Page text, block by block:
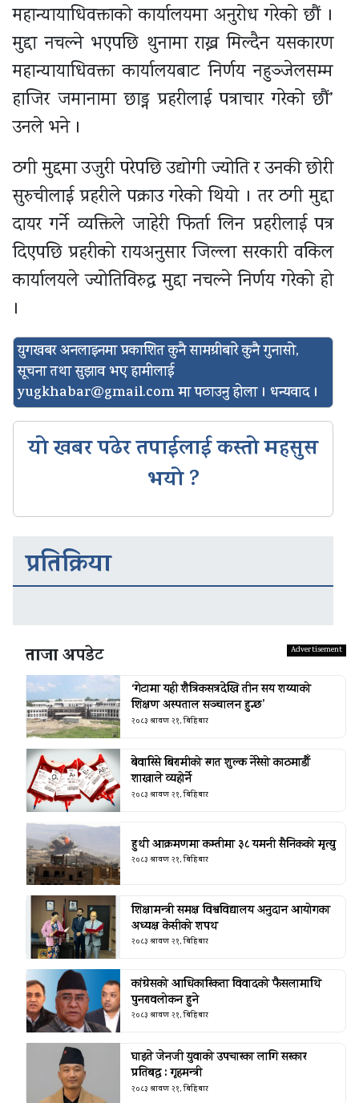
महान्यायाधिवक्ताको कार्यालयमा अनुरोध गरेको छौं ।
मुद्दा नचल्ने भएपछि थुनामा राख्न मिल्दैन यसकारण
महान्यायाधिवक्ता कार्यालयबाट निर्णय नहुञ्जेलसम्म
हाजिर जमानामा छाड्न प्रहरीलाई पत्राचार गरेको छौं’
उनले भने ।
ठगी मुद्दमा उजुरी परेपछि उद्योगी ज्योति र उनकी छोरी
सुरुचीलाई प्रहरीले पक्राउ गरेको थियो । तर ठगी मुद्दा
दायर गर्ने व्यक्तिले जाहेरी फिर्ता लिन प्रहरीलाई पत्र
दिएपछि प्रहरीको रायअनुसार जिल्ला सरकारी वकिल
कार्यालयले ज्योतिविरुद्ध मुद्दा नचल्ने निर्णय गरेको हो
।
युगखबर अनलाइनमा प्रकाशित कुनै सामग्रीबारे कुनै गुनासो,
सूचना तथा सुझाव भए हामीलाई
yugkhabar@gmail.comमा पठाउनु होला । धन्यवाद ।
यो खबर पढेर तपाईलाई कस्तो महसुस
भयो ?
प्रतिक्रिया
ताजा अपडेट
‘गेटामा यही शैत्रिकसत्रदेखि तीन सय शय्याको
शिक्षण अस्पताल सञ्चालन हुन्छ’
२०८३ श्रावण २१, बिहिबार
बेवारिसे बिरामीको रगत शुल्क नेरेसो काठमाडौँ
शाखाले व्यहोर्ने
२०८३ श्रावण २१, बिहिबार
हुथी आक्रमणमा कम्तीमा ३८ यमनी सैनिकको मृत्यु
२०८३ श्रावण २१, बिहिबार
शिक्षामन्त्री समक्ष विश्वविद्यालय अनुदान आयोगका
अध्यक्ष केसीको शपथ
२०८३ श्रावण २१, बिहिबार
कांग्रेसको आधिकारिकता विवादको फैसलामाथि
पुनरावलोकन हुने
२०८३ श्रावण २१, बिहिबार
घाइते जेनजी युवाको उपचारका लागि सरकार
प्रतिबद्ध : गृहमन्त्री
२०८३ श्रावण २१, बिहिबार